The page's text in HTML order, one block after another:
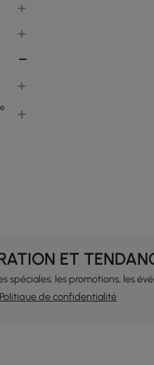
ET
spéciales, les promotions, les
Politique de confidentialité